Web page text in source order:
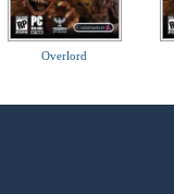
Overlord